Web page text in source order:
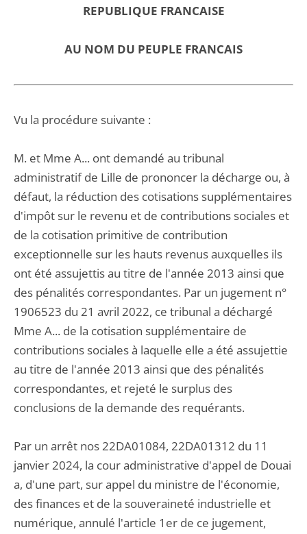
REPUBLIQUE FRANCAISE
AU NOM DU PEUPLE FRANCAIS
Vu la procédure suivante :
M. et Mme A... ont demandé au tribunal
administratif de Lille de prononcer la décharge ou, à
défaut, la réduction des cotisations supplémentaires
d'impôt sur le revenu et de contributions sociales et
de la cotisation primitive de contribution
exceptionnelle sur les hauts revenus auxquelles ils
ont été assujettis au titre de l'année 2013 ainsi que
des pénalités correspondantes. Par un jugement n°
1906523 du 21 avril 2022, ce tribunal a déchargé
Mme A... de la cotisation supplémentaire de
contributions sociales à laquelle elle a été assujettie
au titre de l'année 2013 ainsi que des pénalités
correspondantes, et rejeté le surplus des
conclusions de la demande des requérants.
Par un arrêt nos 22DA01084, 22DA01312 du 11
janvier 2024, la cour administrative d'appel de Douai
a, d'une part, sur appel du ministre de l'économie,
des finances et de la souveraineté industrielle et
numérique, annulé l'article 1er de ce jugement,